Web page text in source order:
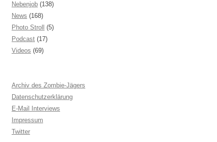
Nebenjob (138)
News (168)
Photo Stroll
(5)
Podcast (17)
Videos (69)
Archiv des Zombie-Jägers
Datenschutzerklärung
E-Mail Interviews
Impressum
Twitter